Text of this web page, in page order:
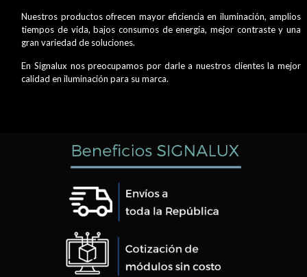
Nuestros productos ofrecen mayor eficiencia en iluminación, amplios
tiempos de vida, bajos consumos de energía, mejor contraste y una
gran variedad de soluciones.
En Signalux nos preocupamos por darle a nuestros clientes la mejor
calidad en iluminación para su marca.